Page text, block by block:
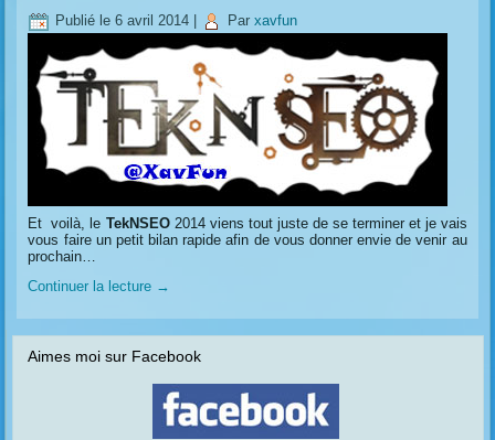
Publié le 6 avril 2014 Par xavfun
Et voilà, le TekNSEO2014 viens tout juste de se terminer et je vais
vous faire un petit bilan rapide afin de vous donner envie de venir au
prochain…
Continuer la lecture →
Aimes moi sur Facebook